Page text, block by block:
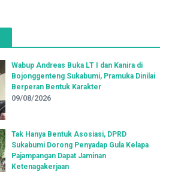
Wabup Andreas Buka LT I dan Kanira di
Bojonggenteng Sukabumi, Pramuka Dinilai
Berperan Bentuk Karakter
09/08/2026
Tak Hanya Bentuk Asosiasi, DPRD
Sukabumi Dorong Penyadap Gula Kelapa
Pajampangan Dapat Jaminan
Ketenagakerjaan